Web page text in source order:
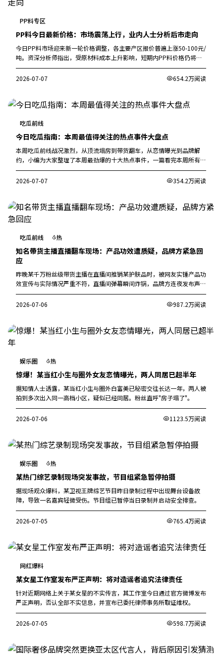
PP料专区
PP料今日最新价格：市场震荡上行，业内人士分析后市走向
今日PP料市场迎来新一轮价格调整，各主要产区报价普遍上涨50-100元/
吨。资深分析师指出，受原材料成本上升影响，短期内PP料价格仍将保
持高位运行。
2026-07-07
654.2万阅读
吃瓜前线
今日吃瓜指南：本周最值得关注的热点事件大盘点
本周吃瓜前线战况激烈，从顶流塌房到带货翻车，从恋情曝光到品牌解
约，小编为大家整理了本周最劲爆的十大热点事件，一篇看完本周所有大
瓜。
2026-07-07
354.2万阅读
吃瓜前线 热
知名带货主播直播翻车现场：产品功效遭质疑，品牌方紧急回
应
昨晚某千万粉丝级带货主播在直播间推销某护肤品时，被网友实锤产品功
效宣传与实际情况严重不符，直播间弹幕瞬间炸锅，品牌方连夜发布声
明。
2026-07-06
987.2万阅读
娱乐圈 热
惊爆！某当红小生与圈外女友恋情曝光，两人同居已超半年
据知情人士透露，某当红小生与圈外白富美已秘密交往长达一年，两人被
拍到多次出入同一高档小区，疑似已经同居。粉丝直呼"房子塌了"。
2026-07-06 1123.5万阅读
娱乐圈 热
某热门综艺录制现场突发事故，节目组紧急暂停拍摄
据现场观众爆料，某卫视王牌综艺节目昨日录制过程中出现舞台设备故
障，导致一名嘉宾轻微受伤。节目组已暂停当日录制并启动安全排查。
2026-07-05 765.4万阅读
网红爆料
某女星工作室发布严正声明：将对造谣者追究法律责任
针对近期网络上关于某女星的不实传言，其工作室今日通过官方微博发布
严正声明，否认全部不实信息，并宣布已委托律师事务所取证维权。
2026-07-05 598.7万阅读